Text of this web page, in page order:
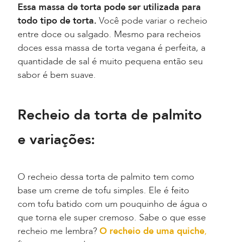
Essa massa de torta pode ser utilizada para
todo tipo de torta. Você pode variar o recheio
entre doce ou salgado. Mesmo para recheios
doces essa massa de torta vegana é perfeita, a
quantidade de sal é muito pequena então seu
sabor é bem suave.
Recheio da torta de palmito
e variações:
O recheio dessa torta de palmito tem como
base um creme de tofu simples. Ele é feito
com tofu batido com um pouquinho de água o
que torna ele super cremoso. Sabe o que esse
recheio me lembra? O recheio de uma quiche,